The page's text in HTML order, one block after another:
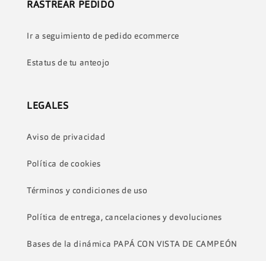
RASTREAR PEDIDO
Ir a seguimiento de pedido ecommerce
Estatus de tu anteojo
LEGALES
Aviso de privacidad
Política de cookies
Términos y condiciones de uso
Política de entrega, cancelaciones y devoluciones
Bases de la dinámica PAPÁ CON VISTA DE CAMPEÓN